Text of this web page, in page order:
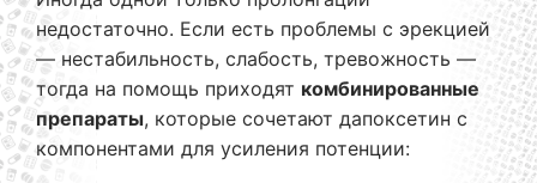
недостаточно. Если есть проблемы с эрекцией
— нестабильность, слабость, тревожность —
тогда на помощь приходят комбинированные
препараты, которые сочетают дапоксетин с
компонентами для усиления потенции: